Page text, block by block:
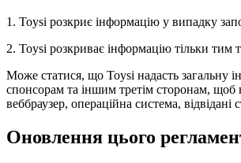
1. Toysi розкриє інформацію у випадку
2. Toysi розкриває інформацію тільки
Може статися, що Toysi надасть загальну
спонсорам та іншим третім сторонам, щоб
веббраузер, операційна система,
Оновлення цього